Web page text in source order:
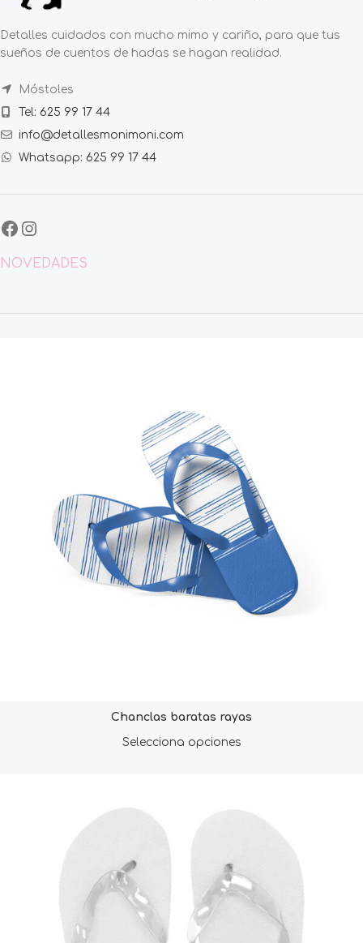
Detalles cuidados con mucho mimo y cariño, para que tus
sueños de cuentos de hadas se hagan realidad.
Móstoles
Tel: 625 99 17 44
info@detallesmonimoni.com
Whatsapp: 625 99 17 44
NOVEDADES
Chanclas baratas rayas
Selecciona opciones